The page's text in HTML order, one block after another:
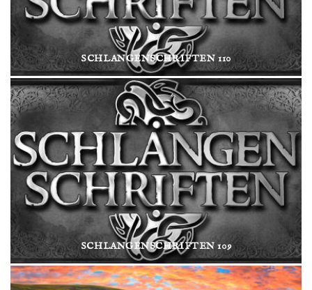
SCHLANGENSCHRIFTEN 110
SCHLANGENSCHRIFTEN 109